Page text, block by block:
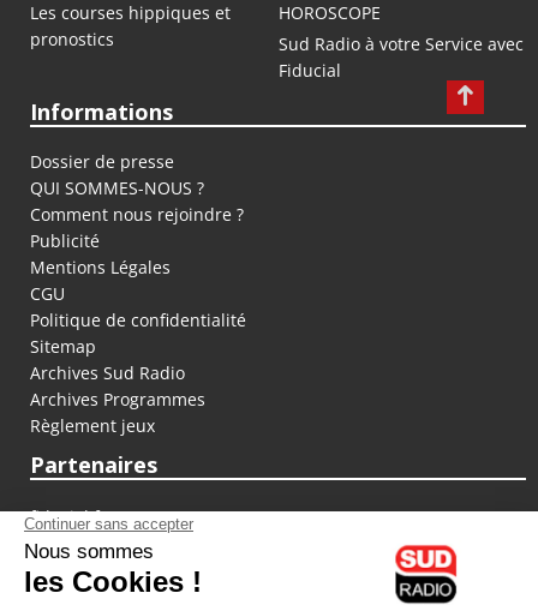
Les courses hippiques et
pronostics
HOROSCOPE
Sud Radio à votre Service avec
Fiducial
Informations
Dossier de presse
QUI SOMMES-NOUS ?
Comment nous rejoindre ?
Publicité
Mentions Légales
CGU
Politique de confidentialité
Sitemap
Archives Sud Radio
Archives Programmes
Règlement jeux
Partenaires
fiducial.fr
lyoncapitale.fr
olympique-et-lyonnais.com